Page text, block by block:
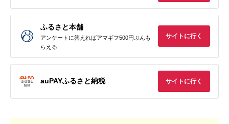
ふるさと本舗
アンケートに答えればアマギフ500円ぶんも
らえる
サイトに行く
auPAYふるさと納税 サイトに行く